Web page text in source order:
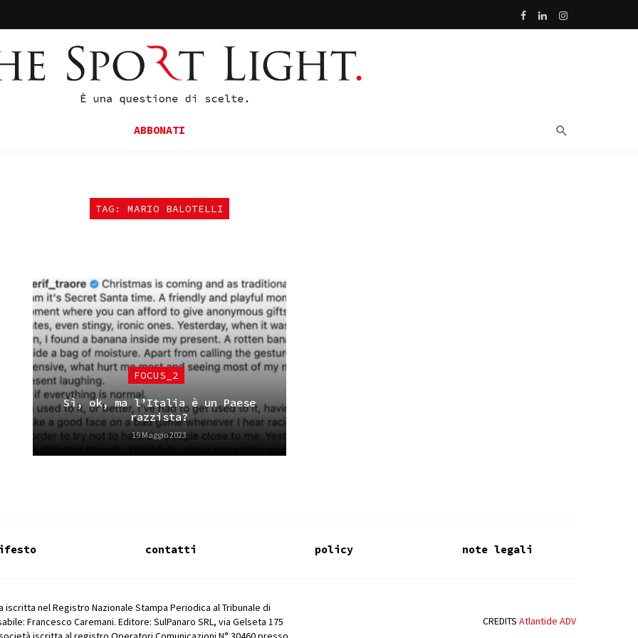
ABBONATI
TAG: MARIO BALOTELLI
FOCUS_2
Sì, ok, ma l’Italia è un Paese
razzista?
19 Maggio 2023
contatti policy note legali
nel Registro Nazionale Stampa Periodica al Tribunale di
Francesco Caremani. Editore: SulPanaro SRL, via Gelseta 175
CREDITS Atlantide ADV